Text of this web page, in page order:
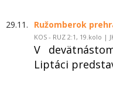
29.11. Ružomberok
KOS - RUZ 2:1, 19.kolo |
V
Liptáci